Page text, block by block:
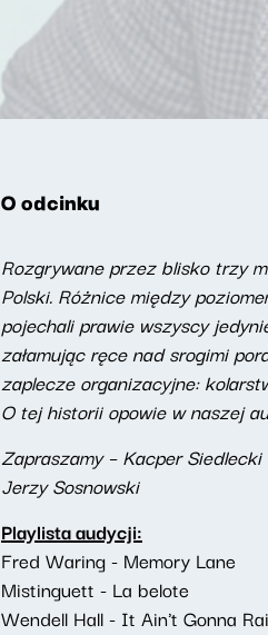
O odcinku
Rozgrywane przez blisko trzy
Polski. Różnice między
pojechali prawie wszyscy
załamując ręce nad srogimi
zaplecze organizacyjne:
O tej historii opowie w naszej
Zapraszamy – Kacper Siedlecki
Jerzy Sosnowski
Playlista audycji:
Fred Waring - Memory Lane
Mistinguett - La belote
Wendell Hall - It Ain't Gonna